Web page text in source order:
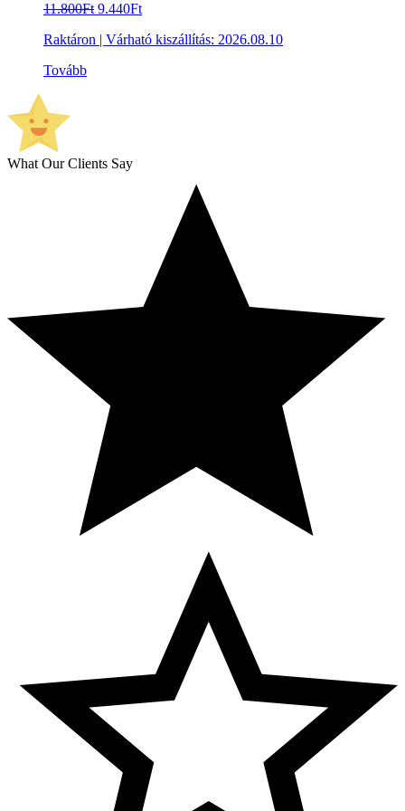
11.800Ft Original
was:
9.440FtCurrent
is:
Raktáron | Várható kiszállítás: 2026.08.10
Tovább
What Our Clients Say